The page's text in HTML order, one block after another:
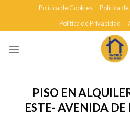
content
Política de Cookies
Política
Política de Privacidad
PISO EN
ESTE- AVENIDA DE